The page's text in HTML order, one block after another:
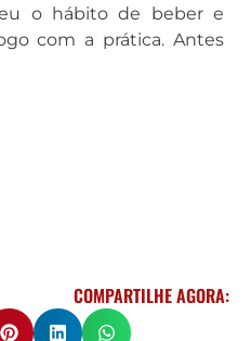
o hábito de beber e
com a prática. Antes
COMPARTILHE AGORA: